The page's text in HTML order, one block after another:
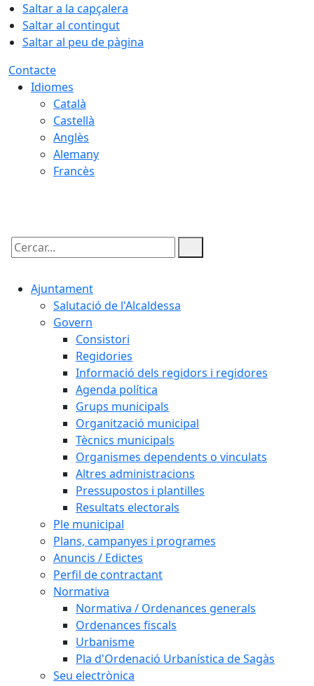
Saltar a la capçalera
Saltar al contingut
Saltar al peu de pàgina
Contacte
Idiomes
Català
Castellà
Anglès
Alemany
Francès
Cercar:
Ajuntament
Salutació de l'Alcaldessa
Govern
Consistori
Regidories
Informació dels regidors i regidores
Agenda política
Grups municipals
Organització municipal
Tècnics municipals
Organismes dependents o vinculats
Altres administracions
Pressupostos i plantilles
Resultats electorals
Ple municipal
Plans, campanyes i programes
Anuncis / Edictes
Perfil de contractant
Normativa
Normativa / Ordenances generals
Ordenances fiscals
Urbanisme
Pla d'Ordenació Urbanística de Sagàs
Seu electrònica